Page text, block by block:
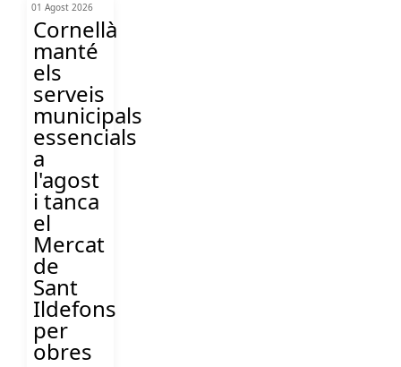
01 Agost 2026
Cornellà
manté
els
serveis
municipals
essencials
a
l'agost
i tanca
el
Mercat
de
Sant
Ildefons
per
obres